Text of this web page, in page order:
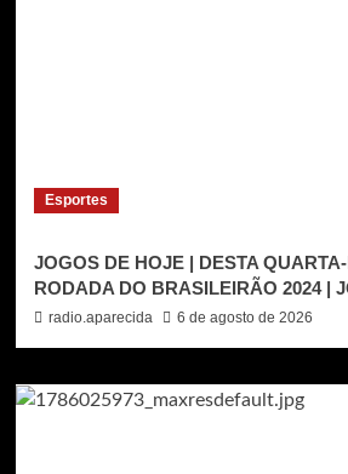
Esportes
JOGOS DE HOJE | DESTA QUARTA-
RODADA DO BRASILEIRÃO 2024 |
radio.aparecida 6 de agosto de 2026